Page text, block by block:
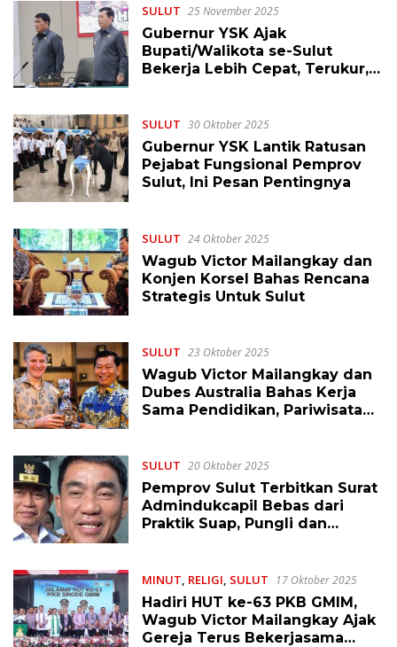
SULUT 25 November 2025
Gubernur YSK Ajak
Bupati/Walikota se-Sulut
Bekerja Lebih Cepat, Terukur,
SULUT 30 Oktober 2025
Gubernur YSK Lantik Ratusan
Pejabat Fungsional Pemprov
Sulut, Ini Pesan Pentingnya
SULUT 24 Oktober 2025
Wagub Victor Mailangkay dan
Konjen Korsel Bahas Rencana
Strategis Untuk Sulut
SULUT 23 Oktober 2025
Wagub Victor Mailangkay dan
Dubes Australia Bahas Kerja
Sama Pendidikan, Pariwisata
SULUT 20 Oktober 2025
Pemprov Sulut Terbitkan Surat
Admindukcapil Bebas dari
Praktik Suap, Pungli dan
MINUT, RELIGI, SULUT 17 Oktober 2025
Hadiri HUT ke-63 PKB GMIM,
Wagub Victor Mailangkay Ajak
Gereja Terus Bekerjasama